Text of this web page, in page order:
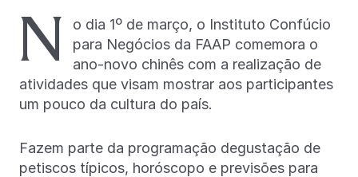
N
o dia 1º de março, o Instituto Confúcio
para Negócios da FAAP comemora o
ano-novo chinês com a realização de
atividades que visam mostrar aos participantes
um pouco da cultura do país.
Fazem parte da programação degustação de
petiscos típicos, horóscopo e previsões para